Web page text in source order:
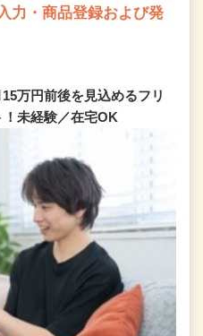
力・商品登録および発
万円前後を見込めるフリ
未経験／在宅OK